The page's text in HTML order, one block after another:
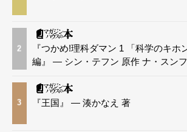
2
『つかめ!理科ダマン 1 「科学のキホ
編』 — シン・テフン 原作 ナ・スン
3 『王国』 — 湊かなえ 著